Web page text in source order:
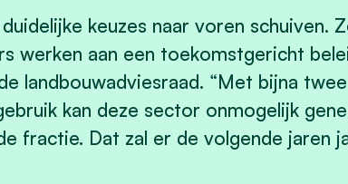
keuzes naar voren schuiven.
werken aan een toekomstgericht
landbouwadviesraad. “Met bijna
kan deze sector onmogelijk
fractie. Dat zal er de volgende jaren